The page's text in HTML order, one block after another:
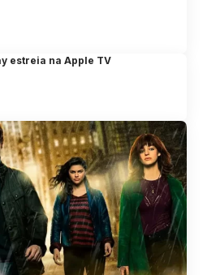
estreia na Apple TV